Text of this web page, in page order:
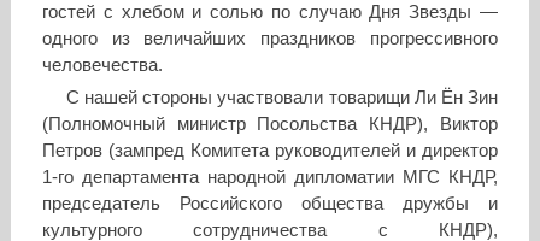
гостей с хлебом и солью по случаю Дня Звезды —
одного из величайших праздников прогрессивного
человечества.
С нашей стороны участвовали товарищи Ли Ён Зин
(Полномочный министр Посольства КНДР), Виктор
Петров (зампред Комитета руководителей и директор
1-го департамента народной дипломатии МГС КНДР,
председатель Российского общества дружбы и
культурного сотрудничества с КНДР),